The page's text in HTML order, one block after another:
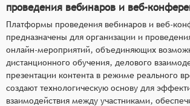
проведения вебинаров и веб-
Платформы проведения вебинаров и веб-
предназначены для организации и
онлайн-мероприятий, объединяющих
дистанционного обучения, делового
презентации контента в режиме реального
создают технологическую основу для
взаимодействия между участниками,